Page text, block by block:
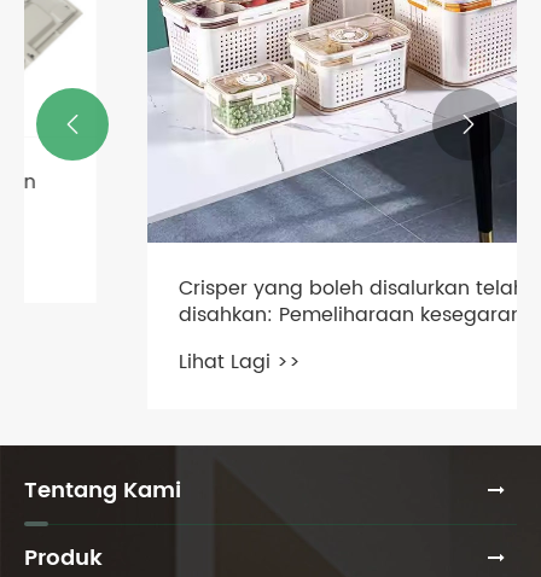
Crisper yang boleh disalurkan telah
disahkan: Pemeliharaan kesegaran
oleh 5-7 hari
Lihat Lagi >>
 
Tentang Kami
Produk